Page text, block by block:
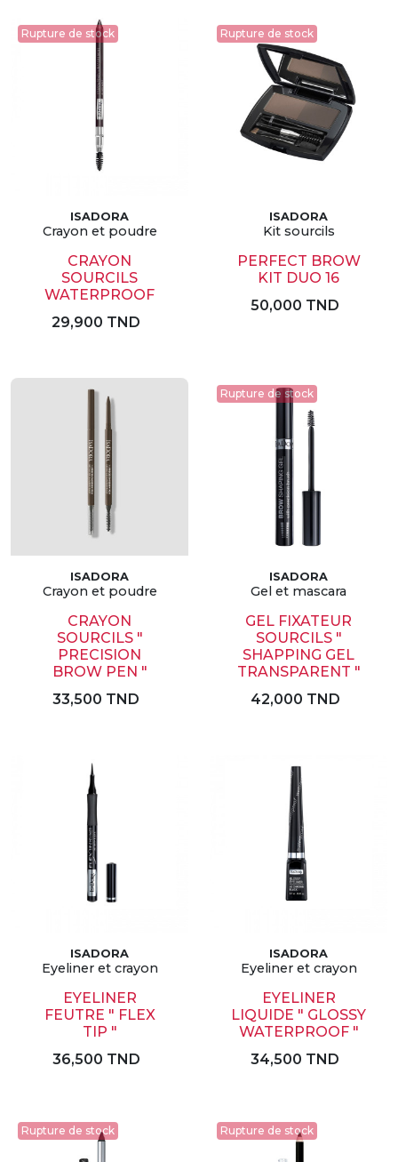
Rupture de stock
ISADORA
Crayon et poudre
CRAYON
SOURCILS
WATERPROOF
29,900 TND
Rupture de stock
ISADORA
Kit sourcils
PERFECT BROW
KIT DUO 16
50,000 TND
ISADORA
Crayon et poudre
CRAYON
SOURCILS "
PRECISION
BROW PEN "
33,500 TND
Rupture de stock
ISADORA
Gel et mascara
GEL FIXATEUR
SOURCILS "
SHAPPING GEL
TRANSPARENT "
42,000 TND
ISADORA
Eyeliner et crayon
EYELINER
FEUTRE " FLEX
TIP "
36,500 TND
ISADORA
Eyeliner et crayon
EYELINER
LIQUIDE " GLOSSY
WATERPROOF "
34,500 TND
Rupture de stock Rupture de stock